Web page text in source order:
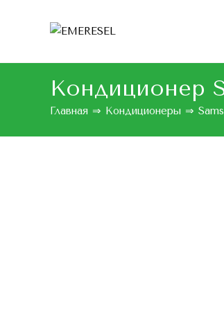
Кондиционер
Главная ⇒ Кондиционеры ⇒